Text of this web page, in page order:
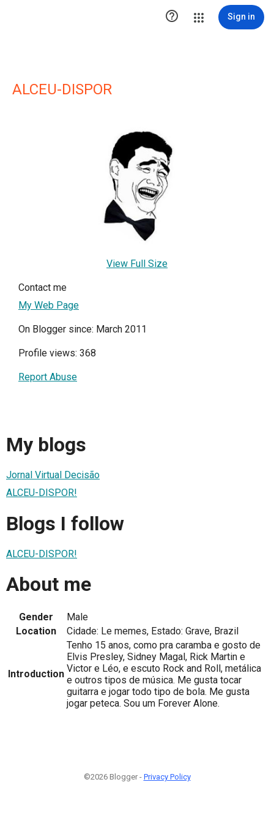
 Sign in
ALCEU-DISPOR
View Full Size
Contact me
My Web Page
On Blogger since: March 2011
Profile views: 368
Report Abuse
My blogs
Jornal Virtual Decisão
ALCEU-DISPOR!
Blogs I follow
ALCEU-DISPOR!
About me
Gender
Male
Location
Cidade: Le memes, Estado: Grave, Brazil
Introduction
Tenho 15 anos, como pra caramba e gosto de
Elvis Presley, Sidney Magal, Rick Martin e
Victor e Léo, e escuto Rock and Roll, metálica
e outros tipos de música. Me gusta tocar
guitarra e jogar todo tipo de bola. Me gusta
jogar peteca. Sou um Forever Alone.
©2026 Blogger - Privacy Policy